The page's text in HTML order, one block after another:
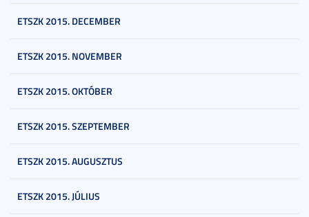
ETSZK 2015. DECEMBER
ETSZK 2015. NOVEMBER
ETSZK 2015. OKTÓBER
ETSZK 2015. SZEPTEMBER
ETSZK 2015. AUGUSZTUS
ETSZK 2015. JÚLIUS